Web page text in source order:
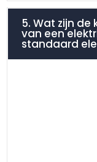
5. Wat zijn
van een
standaard